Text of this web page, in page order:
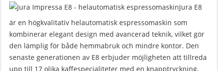
Jura E8
är en högkvalitativ helautomatisk espressomaskin som
kombinerar elegant design med avancerad teknik, vilket gör
den lämplig för både hemmabruk och mindre kontor. Den
senaste generationen av E8 erbjuder möjligheten att tillreda
upp till 17 olika kaffespecialiteter med en knapptryckning,